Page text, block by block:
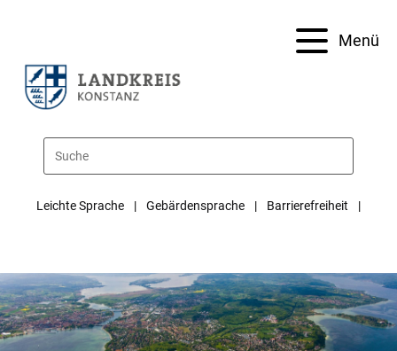
Menü
Leichte Sprache Gebärdensprache Barrierefreiheit